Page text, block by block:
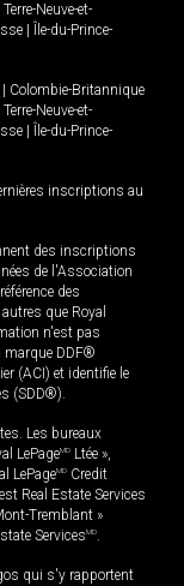
Terre-Neuve-et-
Île-du-Prince-
Colombie-Britannique
Terre-Neuve-et-
Île-du-Prince-
inscriptions au
des inscriptions
de l'Association
des
que Royal
n'est pas
marque DDF®
(ACI) et identifie le
(SDD®).
Les bureaux
LePageMD Ltée »,
LePageMD Credit
Real Estate Services
Tremblant »
ServicesMD.
qui s'y rapportent